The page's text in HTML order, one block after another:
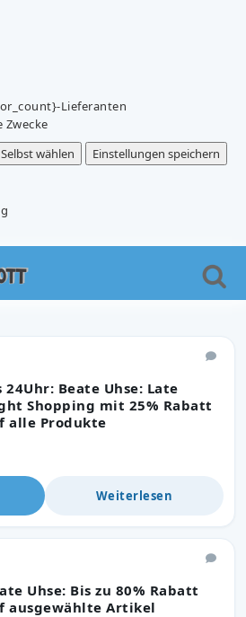
Lieferanten
Zwecke
Selbst wählen
Einstellungen speichern
24Uhr: Beate Uhse: Late
Shopping mit 25% Rabatt
alle Produkte
Weiterlesen
Uhse: Bis zu 80% Rabatt
ausgewählte Artikel